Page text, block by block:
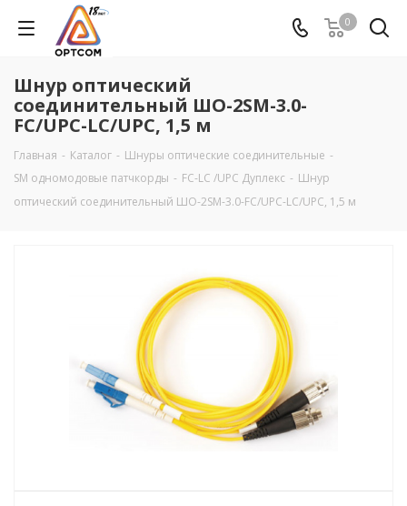
0
Шнур оптический
соединительный ШО-2SM-3.0-
FC/UPC-LC/UPC, 1,5 м
Главная - Каталог - Шнуры оптические соединительные -
SM одномодовые патчкорды - FC-LC /UPC Дуплекс - Шнур
оптический соединительный ШО-2SM-3.0-FC/UPC-LC/UPC, 1,5 м